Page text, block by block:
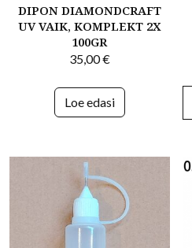
DIPON DIAMONDCRAFT
UV VAIK, KOMPLEKT 2X
100GR
35,00€
Loe edasi